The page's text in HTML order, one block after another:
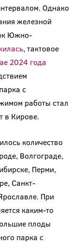
Однако
железной
Южно-
, тактовое
2024 года
с
работы стал
в Кирове.
количество
Волгограде,
Перми,
Санкт-
При
каким-то
плоды
парка с